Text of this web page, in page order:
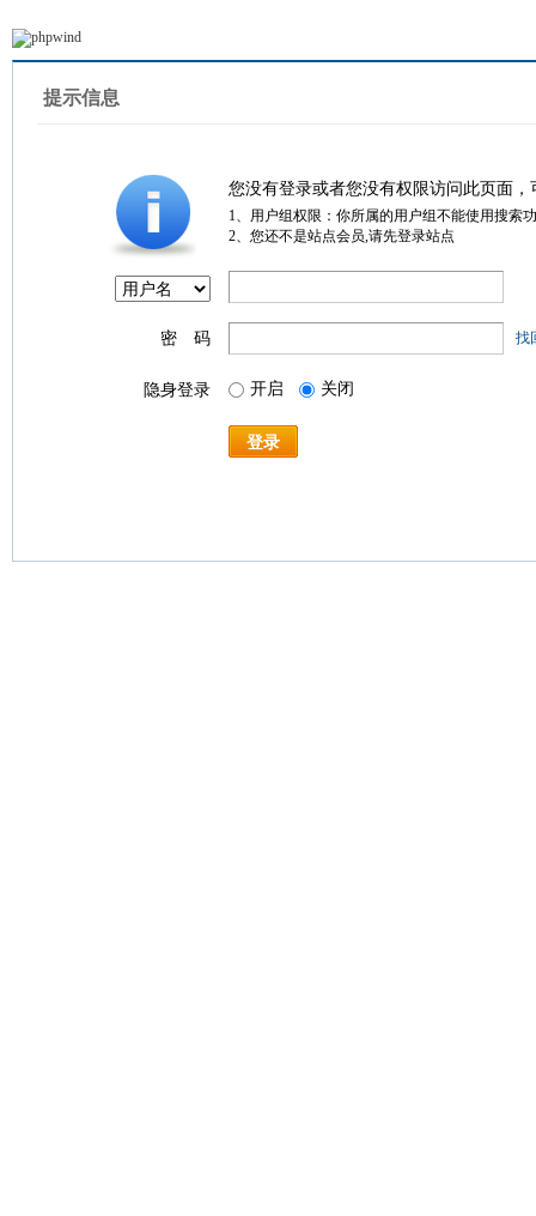
提示信息
您没有登录或者您没有权限访问此页面
1、用户组权限：你所属的用户组不能使用搜索
2、您还不是站点会员,请先登录站点
密 码 找
隐身登录 开启 关闭
登录